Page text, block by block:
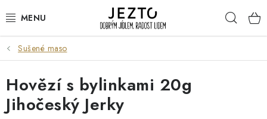
na
DÁRKOVÉ SADY
TRVANLIVÉ
DROGERIE A KOSMETIKA
Sušené maso
Hovězí s bylinkami 20g
Jihočeský Jerky